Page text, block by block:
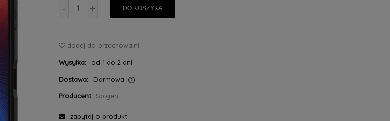
- + DO KOSZYKA
dodaj do przechowalni
Wysyłka: od 1 do 2 dni
Dostawa: Darmowa
Cena nie zawiera ewentualnych kosztów
płatności
Producent: Spigen
zapytaj o produkt